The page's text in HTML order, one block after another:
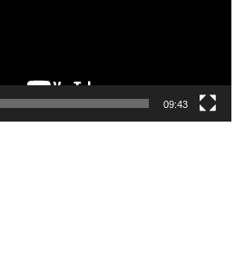
09:43